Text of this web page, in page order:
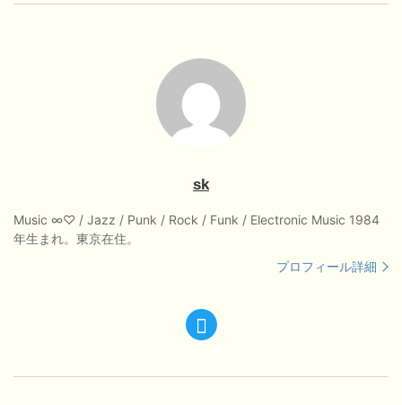
sk
Music ∞♡ / Jazz / Punk / Rock / Funk / Electronic Music 1984
年生まれ。東京在住。
プロフィール詳細